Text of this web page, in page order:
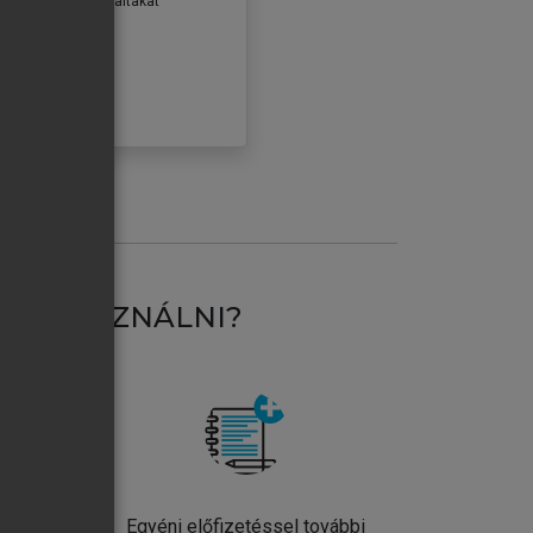
HASZNÁLNI?
Egyéni előfizetéssel további